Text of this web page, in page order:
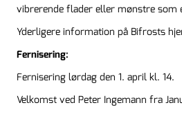
vibrerende flader eller mønstre som
Yderligere information på Bifrosts
Fernisering:
Fernisering lørdag den 1. april kl. 14.
Velkomst ved Peter Ingemann fra